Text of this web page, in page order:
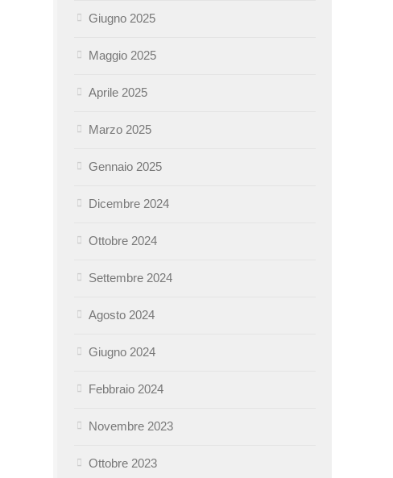
Giugno 2025
Maggio 2025
Aprile 2025
Marzo 2025
Gennaio 2025
Dicembre 2024
Ottobre 2024
Settembre 2024
Agosto 2024
Giugno 2024
Febbraio 2024
Novembre 2023
Ottobre 2023